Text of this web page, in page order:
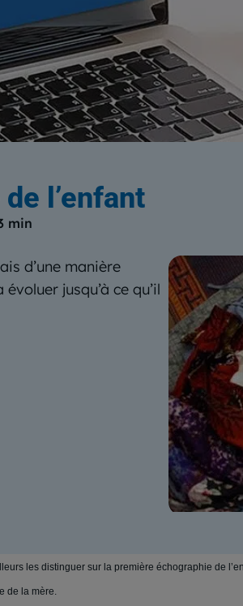
du Centre
l’enfant
min
d’une manière
jusqu’à ce qu’il
les distinguer sur la première échographie de
de la mère.